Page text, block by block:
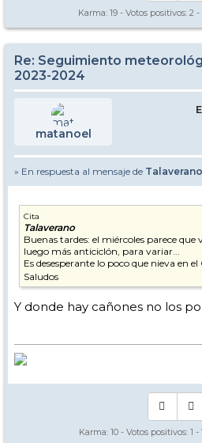
Karma: 19 - Votos positivos: 2 -
Re: Seguimiento
2023-2024
matanoel
» En respuesta al mensaje de Talaverano
Cita
Talaverano
Buenas tardes: el miércoles parece
luego más anticiclón, para variar...
Es desesperante lo poco que nieva en
Saludos
Y donde hay cañones no los
Karma: 10 - Votos positivos: 1 -